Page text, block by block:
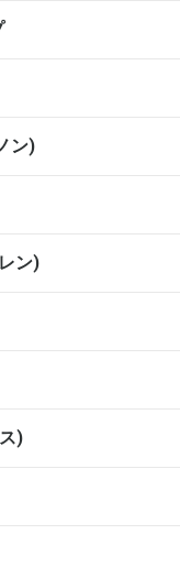
ン)
ン)
)